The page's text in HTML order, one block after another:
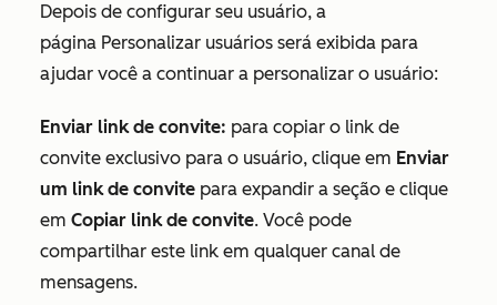
Depois de configurar seu usuário, a
página Personalizar usuários será exibida para
ajudar você a continuar a personalizar o usuário:
Enviar link de convite: para copiar o link de
convite exclusivo para o usuário, clique em Enviar
um link de convite para expandir a seção e clique
em Copiar link de convite. Você pode
compartilhar este link em qualquer canal de
mensagens.